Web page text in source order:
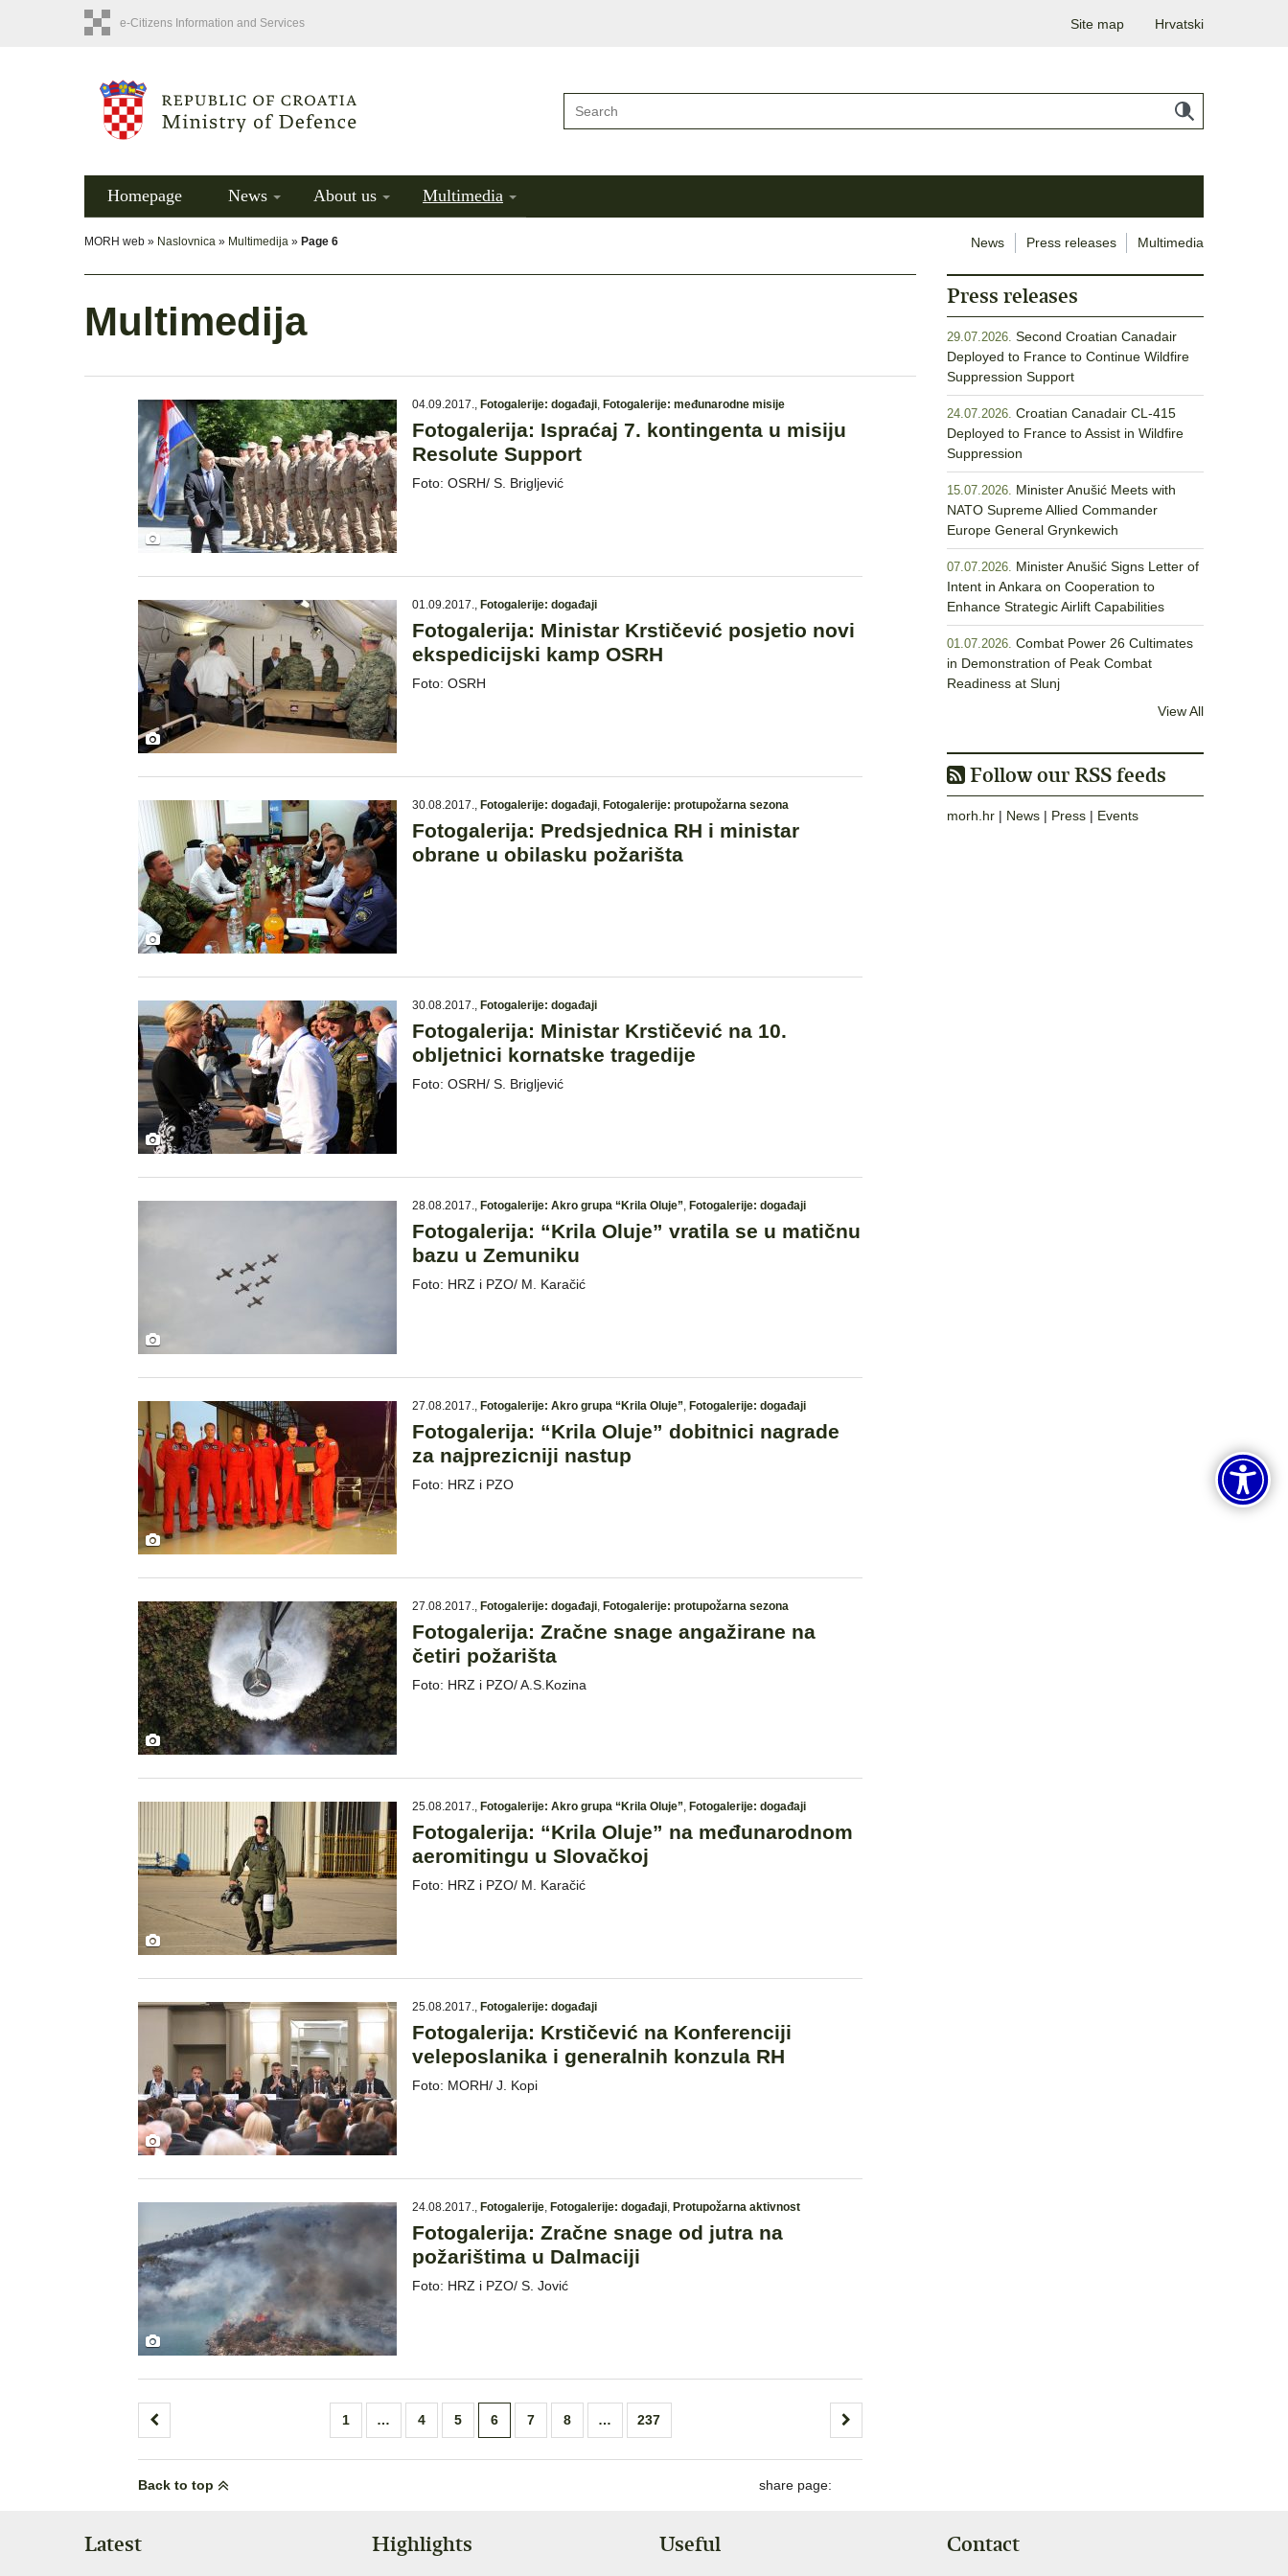
e-Citizens Information and Services Site map Hrvatski
Homepage News About us Multimedia
MORH web » Naslovnica » Multimedija » Page 6 News Press releases Multimedia
Multimedija
04.09.2017., Fotogalerije: događaji, Fotogalerije: međunarodne misije
Fotogalerija: Ispraćaj 7. kontingenta u misiju
Resolute Support
Foto: OSRH/ S. Brigljević
01.09.2017., Fotogalerije: događaji
Fotogalerija: Ministar Krstičević posjetio novi
ekspedicijski kamp OSRH
Foto: OSRH
30.08.2017., Fotogalerije: događaji, Fotogalerije: protupožarna sezona
Fotogalerija: Predsjednica RH i ministar
obrane u obilasku požarišta
30.08.2017., Fotogalerije: događaji
Fotogalerija: Ministar Krstičević na 10.
obljetnici kornatske tragedije
Foto: OSRH/ S. Brigljević
28.08.2017., Fotogalerije: Akro grupa “Krila Oluje”, Fotogalerije: događaji
Fotogalerija: “Krila Oluje” vratila se u matičnu
bazu u Zemuniku
Foto: HRZ i PZO/ M. Karačić
27.08.2017., Fotogalerije: Akro grupa “Krila Oluje”, Fotogalerije: događaji
Fotogalerija: “Krila Oluje” dobitnici nagrade
za najprezicniji nastup
Foto: HRZ i PZO
27.08.2017., Fotogalerije: događaji, Fotogalerije: protupožarna sezona
Fotogalerija: Zračne snage angažirane na
četiri požarišta
Foto: HRZ i PZO/ A.S.Kozina
25.08.2017., Fotogalerije: Akro grupa “Krila Oluje”, Fotogalerije: događaji
Fotogalerija: “Krila Oluje” na međunarodnom
aeromitingu u Slovačkoj
Foto: HRZ i PZO/ M. Karačić
25.08.2017., Fotogalerije: događaji
Fotogalerija: Krstičević na Konferenciji
veleposlanika i generalnih konzula RH
Foto: MORH/ J. Kopi
24.08.2017., Fotogalerije, Fotogalerije: događaji, Protupožarna aktivnost
Fotogalerija: Zračne snage od jutra na
požarištima u Dalmaciji
Foto: HRZ i PZO/ S. Jović
Posts
1 … 4 5 6 7 8 … 237
Back to top share page:
Press releases
29.07.2026. Second Croatian Canadair
Deployed to France to Continue Wildfire
Suppression Support
24.07.2026. Croatian Canadair CL-415
Deployed to France to Assist in Wildfire
Suppression
15.07.2026. Minister Anušić Meets with
NATO Supreme Allied Commander
Europe General Grynkewich
07.07.2026. Minister Anušić Signs Letter of
Intent in Ankara on Cooperation to
Enhance Strategic Airlift Capabilities
01.07.2026. Combat Power 26 Cultimates
in Demonstration of Peak Combat
Readiness at Slunj
View All
Follow our RSS feeds
morh.hr | News | Press | Events
Latest Highlights Useful Contact